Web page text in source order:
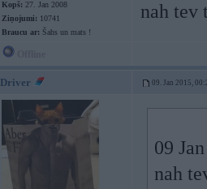
Kopš: 27. Jan 2008
Ziņojumi: 10741
Braucu ar: Šahs un mats !
nah tev
Driver 09. Jan 2015,
09
nah